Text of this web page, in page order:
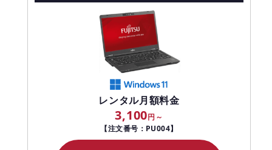
レンタル月額料金
3,100
【注文番号：PU004】